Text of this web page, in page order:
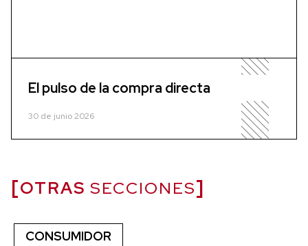
El pulso de la compra directa
30 de junio 2026
OTRAS SECCIONES
CONSUMIDOR